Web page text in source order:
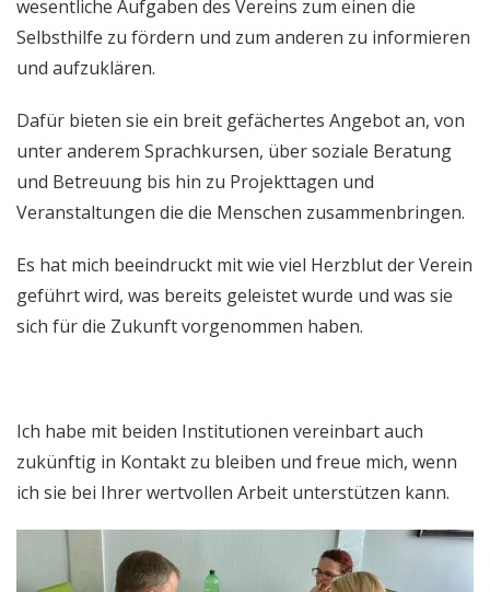
wesentliche Aufgaben des Vereins zum einen die
Selbsthilfe zu fördern und zum anderen zu informieren
und aufzuklären.
Dafür bieten sie ein breit gefächertes Angebot an, von
unter anderem Sprachkursen, über soziale Beratung
und Betreuung bis hin zu Projekttagen und
Veranstaltungen die die Menschen zusammenbringen.
Es hat mich beeindruckt mit wie viel Herzblut der Verein
geführt wird, was bereits geleistet wurde und was sie
sich für die Zukunft vorgenommen haben.
Ich habe mit beiden Institutionen vereinbart auch
zukünftig in Kontakt zu bleiben und freue mich, wenn
ich sie bei Ihrer wertvollen Arbeit unterstützen kann.